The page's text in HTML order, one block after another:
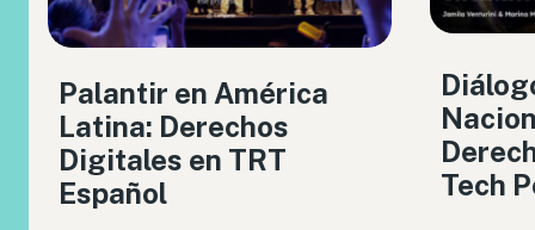
Palantir en América
Latina: Derechos
Digitales en TRT
Español
Tech